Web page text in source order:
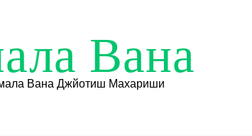
Вана
Вана Джйотиш Махариши